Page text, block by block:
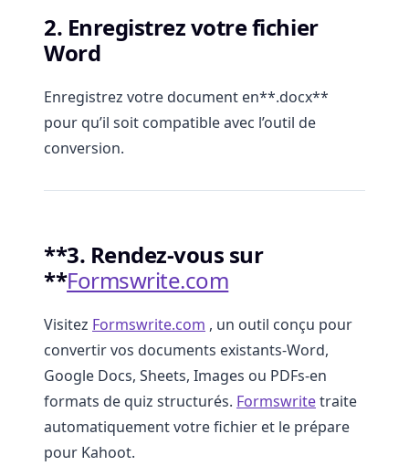
2. Enregistrez votre fichier
Word
Enregistrez votre document en**.docx**
pour qu’il soit compatible avec l’outil de
conversion.
**3. Rendez-vous sur
**Formswrite.com
Visitez Formswrite.com , un outil conçu pour
convertir vos documents existants-Word,
Google Docs, Sheets, Images ou PDFs-en
formats de quiz structurés. Formswritetraite
automatiquement votre fichier et le prépare
pour Kahoot.